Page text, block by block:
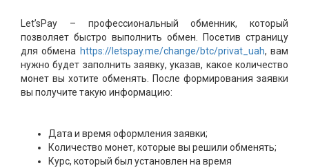
Let’sPay – профессиональный обменник, который
позволяет быстро выполнить обмен. Посетив страницу
для обмена https://letspay.me/change/btc/privat_uah, вам
нужно будет заполнить заявку, указав, какое количество
монет вы хотите обменять. После формирования заявки
вы получите такую информацию:
Дата и время оформления заявки;
Количество монет, которые вы решили обменять;
Курс, который был установлен на время